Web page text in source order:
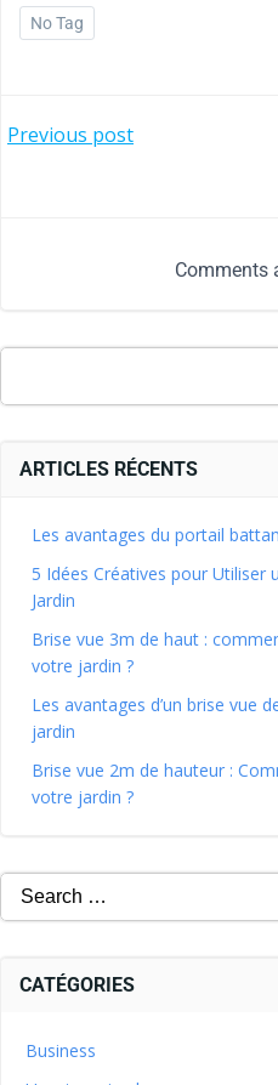
No Tag
Previous post
Comments
ARTICLES RÉCENTS
Les avantages du portail
5 Idées Créatives pour Utiliser
Jardin
Brise vue 3m de haut :
votre jardin ?
Les avantages d’un brise vue
jardin
Brise vue 2m de hauteur :
votre jardin ?
CATÉGORIES
Business